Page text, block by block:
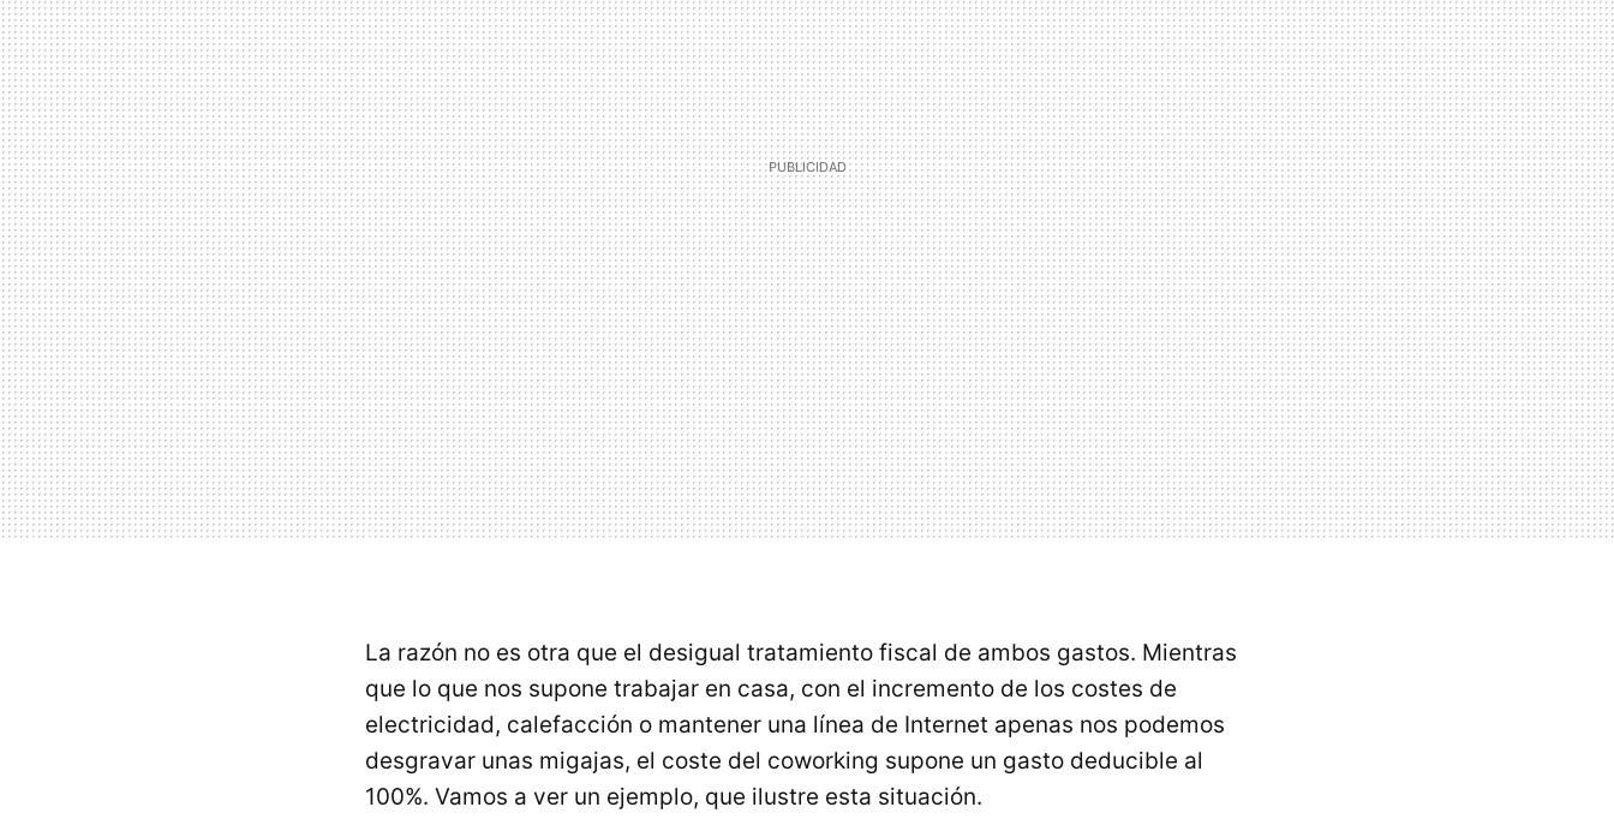
La razón no es otra que el desigual tratamiento fiscal de ambos gastos. Mientras
que lo que nos supone trabajar en casa, con el incremento de los costes de
electricidad, calefacción o mantener una línea de Internet apenas nos podemos
desgravar unas migajas, el coste del coworking supone un gasto deducible al
100%. Vamos a ver un ejemplo, que ilustre esta situación.